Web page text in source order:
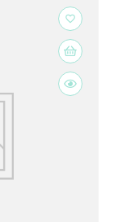
favorite_border